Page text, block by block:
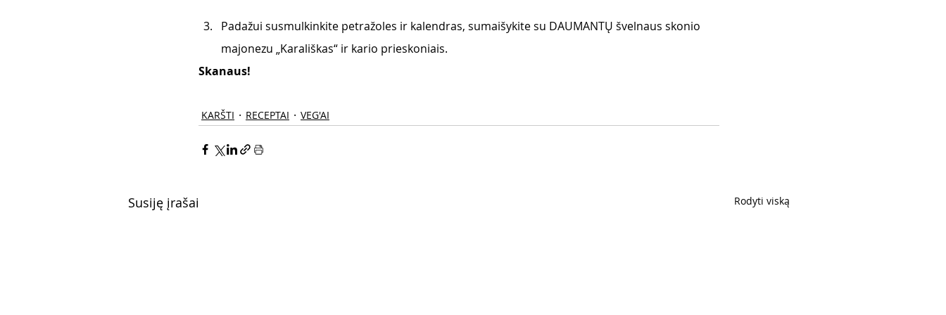
Padažui susmulkinkite petražoles ir kalendras, sumaišykite su DAUMANTŲ švelnaus skonio
majonezu „Karališkas“ ir kario prieskoniais.
Skanaus!
KARŠTI RECEPTAI VEG'AI
Susiję įrašai Rodyti viską